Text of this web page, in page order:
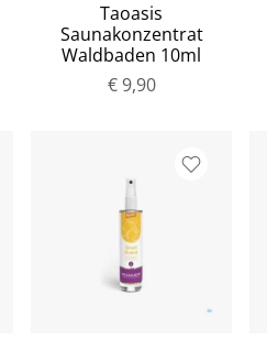
Taoasis
Saunakonzentrat
Waldbaden 10ml
€ 9,90